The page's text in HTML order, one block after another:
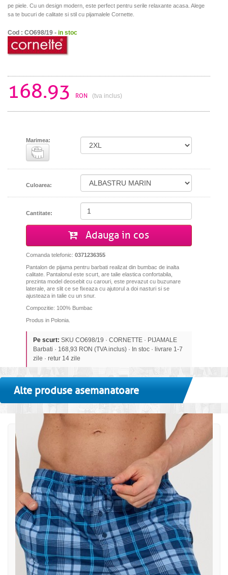
pe piele. Cu un design modern, este perfect pentru serile relaxante acasa. Alege
sa te bucuri de calitate si stil cu pijamalele Cornette.
Cod : CO698/19 - in stoc
168.93 RON (tva inclus)
Marimea:
Culoarea:
Cantitate:
Adauga in cos
Comanda telefonic: 0371236355
Pantalon de pijama pentru barbati realizat din bumbac de inalta
calitate. Pantalonul este scurt, are talie elastica confortabila,
prezinta model deosebit cu carouri, este prevazut cu buzunare
laterale, are slit ce se fixeaza cu ajutorul a doi nasturi si se
ajusteaza in talie cu un snur.
Compozitie: 100% Bumbac
Produs in Polonia.
Pe scurt: SKU CO698/19 · CORNETTE · PIJAMALE
Barbati · 168,93 RON (TVA inclus) · In stoc · livrare 1-7
zile · retur 14 zile
Alte produse asemanatoare